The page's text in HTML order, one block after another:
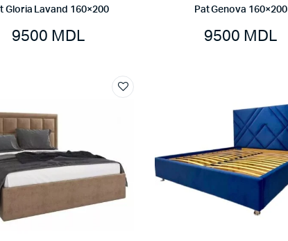
Gloria Lavand 160×200
9500 MDL
Pat Genova 160×200
9500 MDL